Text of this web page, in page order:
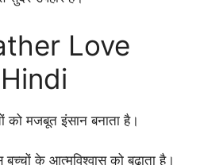
Love
को मजबूत इंसान बनाता है।
के आत्मविश्वास को बढ़ाता है।